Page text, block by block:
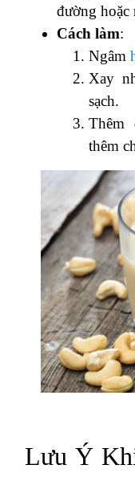
đường hoặc
Cách làm:
Ngâm
Xay
sạch.
Thêm
thêm
Lưu Ý